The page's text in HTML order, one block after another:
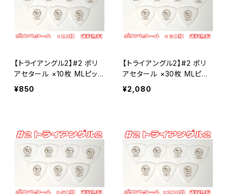
【トライアングル2】#2 ポリ
アセタール ×10枚 MLピッ
ク【送料込み】
¥850
【トライアングル2】#2 ポリ
アセタール ×30枚 MLピッ
ク【送料込み】
¥2,080